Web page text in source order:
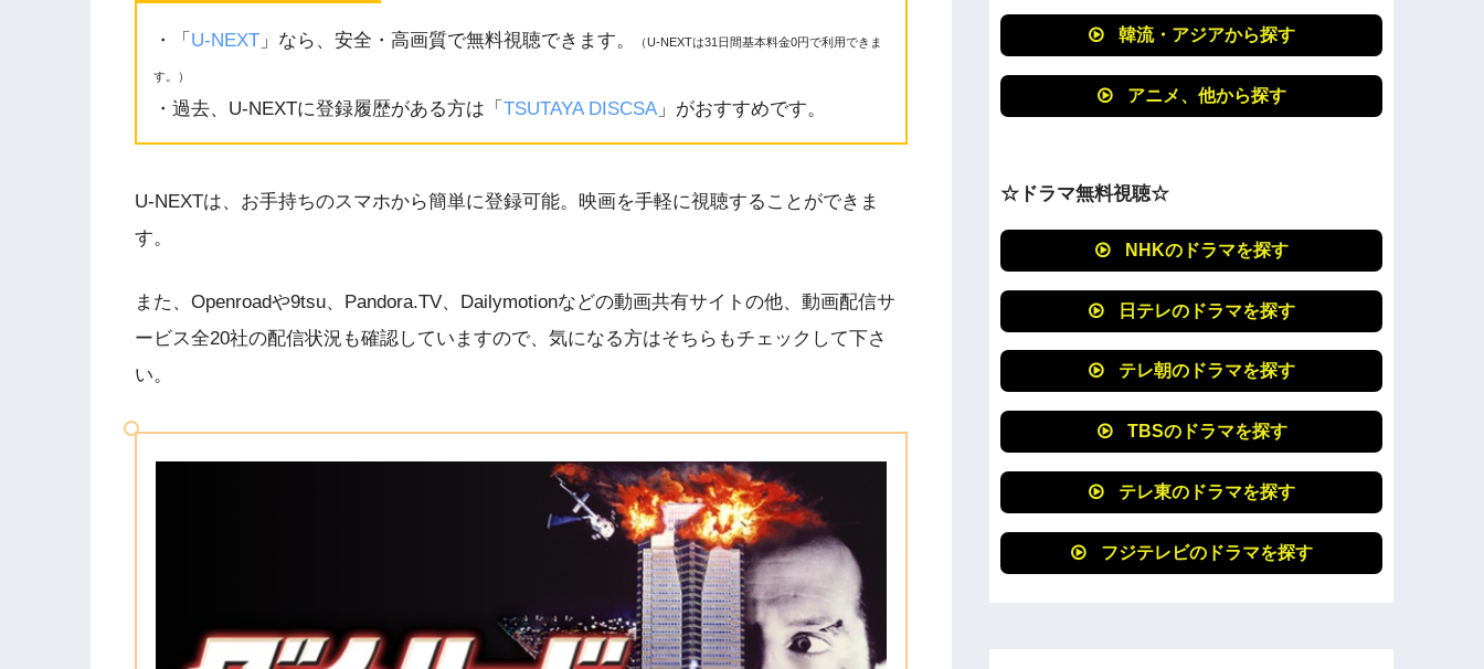
・「 U-NEXT 」なら、安全・高画質で無料視聴できます。 （U-NEXTは31日間基本料金0円で利用できま
す。）
・過去、U-NEXTに登録履歴がある方は「 TSUTAYA DISCSA 」がおすすめです。
U-NEXTは、お手持ちのスマホから簡単に登録可能。映画を手軽に視聴することができま
す。
また、Openroadや9tsu、Pandora.TV、Dailymotionなどの動画共有サイトの他、動画配信サ
ービス全20社の配信状況も確認していますので、気になる方はそちらもチェックして下さ
い。
韓流・アジアから探す
アニメ、他から探す
☆ドラマ無料視聴☆
NHKのドラマを探す
日テレのドラマを探す
テレ朝のドラマを探す
TBSのドラマを探す
テレ東のドラマを探す
フジテレビのドラマを探す